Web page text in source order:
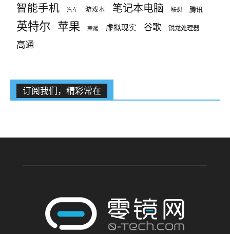
智能手机 汽车 游戏本 笔记本电脑 联想 腾讯
英特尔 苹果 荣耀 虚拟现实 谷歌 锐龙处理器
高通
订阅我们，精彩常在